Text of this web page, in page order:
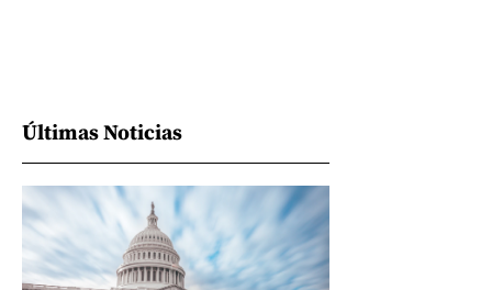
Últimas Noticias